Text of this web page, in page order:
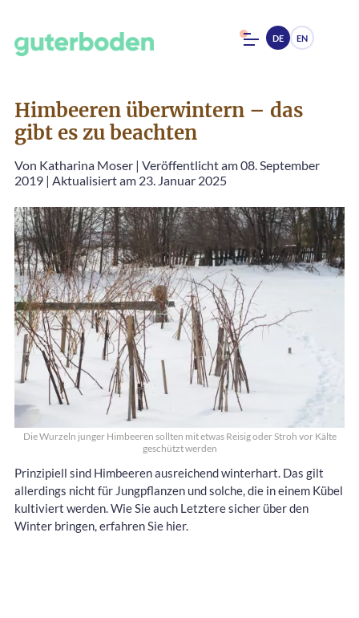
DE EN
Himbeeren überwintern – das
gibt es zu beachten
Von Katharina Moser | Veröffentlicht am 08. September
2019 | Aktualisiert am 23. Januar 2025
Die Wurzeln junger Himbeeren sollten mit etwas Reisig oder Stroh vor Kälte
geschützt werden
Prinzipiell sind Himbeeren ausreichend winterhart. Das gilt
allerdings nicht für Jungpflanzen und solche, die in einem Kübel
kultiviert werden. Wie Sie auch Letztere sicher über den
Winter bringen, erfahren Sie hier.